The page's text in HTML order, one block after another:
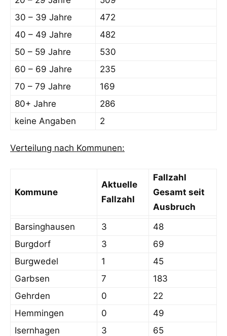
30 – 39 Jahre
472
40 – 49 Jahre
482
50 – 59 Jahre
530
60 – 69 Jahre
235
70 – 79 Jahre
169
80+ Jahre
286
keine Angaben
2
Verteilung nach Kommunen:
Kommune
Aktuelle
Fallzahl
Fallzahl
Gesamt seit
Ausbruch
Barsinghausen
3
48
Burgdorf
3
69
Burgwedel
1
45
Garbsen
7
183
Gehrden
0
22
Hemmingen
0
49
Isernhagen
3
65